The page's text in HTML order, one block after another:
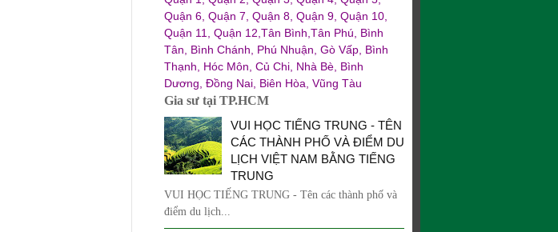
Quận 6, Quận 7, Quận 8, Quận 9, Quận 10,
Quận 11, Quận 12,Tân Bình,Tân Phú, Bình
Tân, Bình Chánh, Phú Nhuận, Gò Vấp, Bình
Thạnh, Hóc Môn, Củ Chi, Nhà Bè, Bình
Dương, Đồng Nai, Biên Hòa, Vũng Tàu
Gia sư tại TP.HCM
VUI HỌC TIẾNG TRUNG - TÊN
CÁC THÀNH PHỐ VÀ ĐIỂM DU
LỊCH VIỆT NAM BẰNG TIẾNG
TRUNG
VUI HỌC TIẾNG TRUNG - Tên các thành phố và
điểm du lịch...